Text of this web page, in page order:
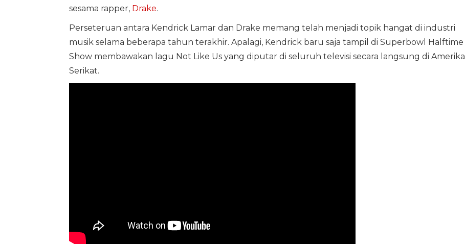
sesama rapper, Drake.
Perseteruan antara Kendrick Lamar dan Drake memang telah menjadi topik hangat di industri
musik selama beberapa tahun terakhir. Apalagi, Kendrick baru saja tampil di Superbowl Halftime
Show membawakan lagu Not Like Us yang diputar di seluruh televisi secara langsung di Amerika
Serikat.